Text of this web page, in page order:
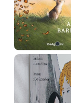
Storia
piccola
Alan Barillaro